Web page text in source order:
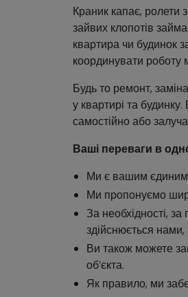
Краник капає,
зайвих клопотів
квартира чи будинок
координувати роботу
Будь то ремонт,
у квартирі та
самостійно або
Ваші переваги в
Ми є вашим єдиним
Ми пропонуємо
За необхідності,
здійснюється
Ви також можете
об’єкта.
Як правило, ми